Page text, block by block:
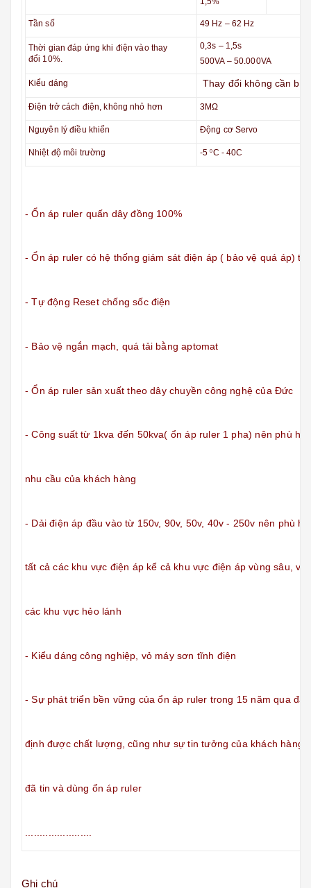
Tần số 49 Hz – 62 Hz
Thời gian đáp ứng khi điện vào thay
đổi 10%.
0,3s – 1,5s
500VA – 50.000VA
Kiểu dáng Thay đổi không cần
Điện trở cách điện, không nhỏ hơn 3MΩ
Nguyên lý điều khiển Động cơ Servo
Nhiệt độ môi trường -50C - 40C
- Ổn áp ruler quấn dây đồng 100%
- Ổn áp ruler có hệ thống giám sát điện áp ( bảo vệ quá áp) tự
- Tự động Reset chống sốc điện
- Bảo vệ ngắn mạch, quá tải bằng aptomat
- Ổn áp ruler sản xuất theo dây chuyền công nghệ của Đức
- Công suất từ 1kva đến 50kva( ổn áp ruler 1 pha) nên phù
nhu cầu của khách hàng
- Dải điện áp đầu vào từ 150v, 90v, 50v, 40v - 250v nên phù
tất cảcác khu vực điện áp kể cả khu vực điện áp vùng sâu,
các khu vực hẻo lánh
- Kiểu dáng công nghiệp, vỏ máy sơn tĩnh điện
- Sự phát triển bền vững của ổn áp ruler trong 15 năm qua đã
định được chất lượng, cũng như sự tin tưởng của khách hàng
đã tin và dùng ổn áp ruler
Ghi chú